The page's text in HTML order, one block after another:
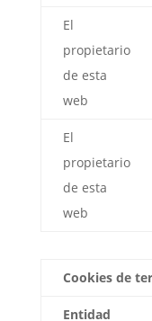
El
propietario
de esta
web
El
propietario
de esta
web
Cookies de
Entidad